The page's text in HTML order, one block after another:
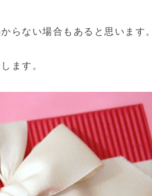
らない場合もあると思います。
ます。